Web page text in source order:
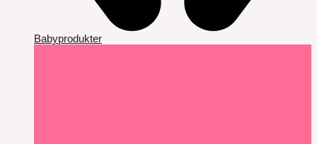
Babyprodukter